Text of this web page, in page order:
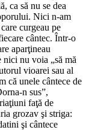
ca să nu se dea
Nici n-am
curgeau pe
cântec. Într-o
aparţineau
nici nu voia „să mă
vioarei sau al
că unele cântece de
n sus”,
faţă de
grozav şi striga:
şi cântece